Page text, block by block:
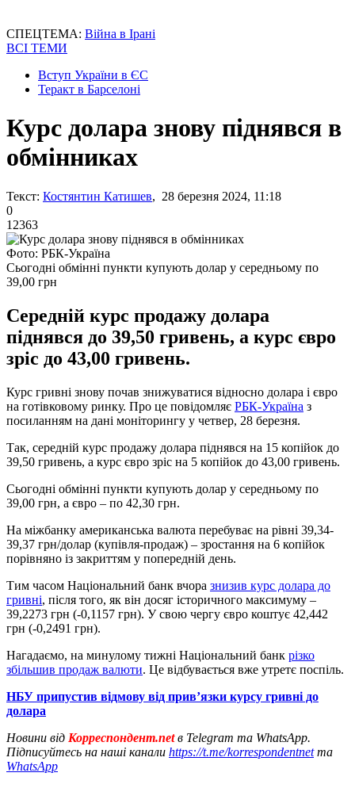
СПЕЦТЕМА: Війна в Ірані
ВСІ ТЕМИ
Вступ України в ЄС
Теракт в Барселоні
Курс долара знову піднявся в
обмінниках
Текст: Костянтин Катишев, 28 березня 2024, 11:18
0
12363
Фото: РБК-Україна
Сьогодні обмінні пункти купують долар у середньому по
39,00 грн
Середній курс продажу долара
піднявся до 39,50 гривень, а курс євро
зріс до 43,00 гривень.
Курс гривні знову почав знижуватися відносно долара і євро
на готівковому ринку. Про це повідомляє РБК-Україна з
посиланням на дані моніторингу у четвер, 28 березня.
Так, середній курс продажу долара піднявся на 15 копійок до
39,50 гривень, а курс євро зріс на 5 копійок до 43,00 гривень.
Сьогодні обмінні пункти купують долар у середньому по
39,00 грн, а євро – по 42,30 грн.
На міжбанку американська валюта перебуває на рівні 39,34-
39,37 грн/долар (купівля-продаж) – зростання на 6 копійок
порівняно із закриттям у попередній день.
Тим часом Національний банк вчора знизив курс долара до
гривні, після того, як він досяг історичного максимуму –
39,2273 грн (-0,1157 грн). У свою чергу євро коштує 42,442
грн (-0,2491 грн).
Нагадаємо, на минулому тижні Національний банк різко
збільшив продаж валюти. Це відбувається вже утретє поспіль.
НБУ припустив відмову від прив’язки курсу гривні до
долара
Новини від Корреспондент.netв Telegram та WhatsApp.
Підписуйтесь на наші канали https://t.me/korrespondentnetта
WhatsApp